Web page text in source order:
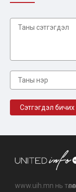
www.uih.mn нь